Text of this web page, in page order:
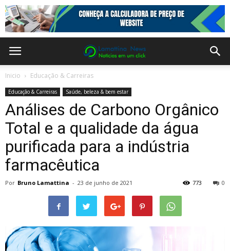
Inicio Educação & Carreiras
Educação & Carreiras Saúde, beleza & bem estar
Análises de Carbono Orgânico
Total e a qualidade da água
purificada para a indústria
farmacêutica
Por Bruno Lamattina - 23 de junho de 2021 0
773